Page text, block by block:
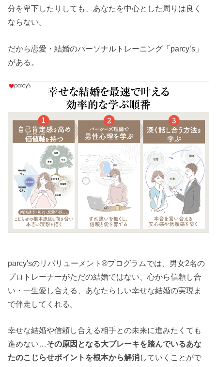
分を卑下したりしても、あなたを中心とした周りは良く
ならない。
だから恋愛・結婚のパーソナルトレーニング「parcy’s」
がある。
parcy'sのリバリューメント®︎プログラムでは、男女2名の
プロトレーナーがただの結婚ではない、心から信頼し合
い・一生愛し合える、あなたらしい幸せな結婚の実現ま
で伴走してくれる。
幸せな結婚や信頼し合える相手との未来に進みたくても
進めない…その原因となる大ブレーキを踏んでいるあな
たのこじらせポイントを根本から解消していくことがで